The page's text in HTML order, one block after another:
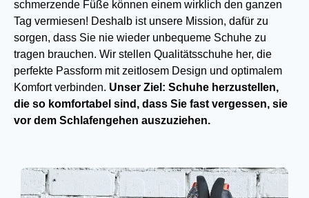
schmerzende Füße können einem wirklich den ganzen
Tag vermiesen! Deshalb ist unsere Mission, dafür zu
sorgen, dass Sie nie wieder unbequeme Schuhe zu
tragen brauchen. Wir stellen Qualitätsschuhe her, die
perfekte Passform mit zeitlosem Design und optimalem
Komfort verbinden. Unser Ziel: Schuhe herzustellen,
die so komfortabel sind, dass Sie fast vergessen, sie
vor dem Schlafengehen auszuziehen.